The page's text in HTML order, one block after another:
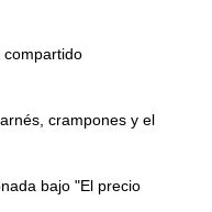
si este ascenso
excelente manera de
de Europa. Así que
su programa a esta
compartido
crampones y el
bajo "El precio